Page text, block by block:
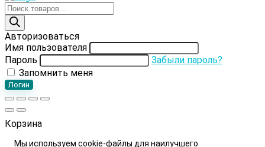
Поиск
товаров
Авторизоваться
Имя пользователя
Пароль
Забыли пароль?
Запомнить меня
Логин
Корзина
Мы используем cookie-файлы для наилучшего